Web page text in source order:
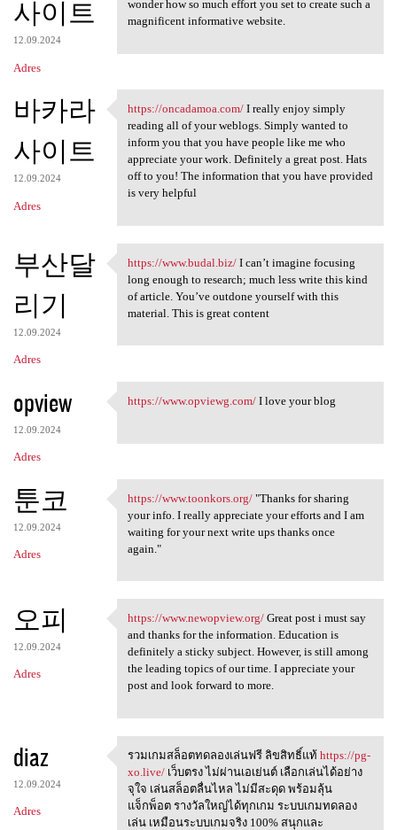
사이트
12.09.2024
Adres
wonder how so much effort you set to create such a
magnificent informative website.
바카라
사이트
12.09.2024
Adres
https://oncadamoa.com/ I
https://oncadamoa.com/I really enjoy simply
reading all of your weblogs. Simply wanted to
inform you that you have people like me who
appreciate your work. Definitely a great post. Hats
off to you! The information that you have provided
is very helpful
부산달
리기
12.09.2024
Adres
https://www.budal.biz/ I can
https://www.budal.biz/I can’t imagine focusing
long enough to research; much less write this kind
of article. You’ve outdone yourself with this
material. This is great content
opview
12.09.2024
Adres
https://www.opviewg.com/ I
https://www.opviewg.com/I love your blog
툰코
12.09.2024
Adres
https://www.toonkors.org/
https://www.toonkors.org/"Thanks for sharing
your info. I really appreciate your efforts and I am
waiting for your next write ups thanks once
again."
오피
12.09.2024
Adres
https://www.newopview.org/
https://www.newopview.org/Great post i must say
and thanks for the information. Education is
definitely a sticky subject. However, is still among
the leading topics of our time. I appreciate your
post and look forward to more.
diaz
12.09.2024
Adres
รวมเกมสล็อตทดลองเล่นฟรี
รวมเกมสล็อตทดลองเล่นฟรี ลิขสิทธิ์แท้ https://pg-
xo.live/เว็บตรง ไม่ผ่านเอเย่นต์ เลือกเล่นได้อย่าง
จุใจ เล่นสล็อตลื่นไหล ไม่มีสะดุด พร้อมลุ้น
แจ็กพ็อต รางวัลใหญ่ได้ทุกเกม ระบบเกมทดลอง
เล่น เหมือนระบบเกมจริง 100% สนุกและ